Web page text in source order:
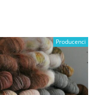
Producenci